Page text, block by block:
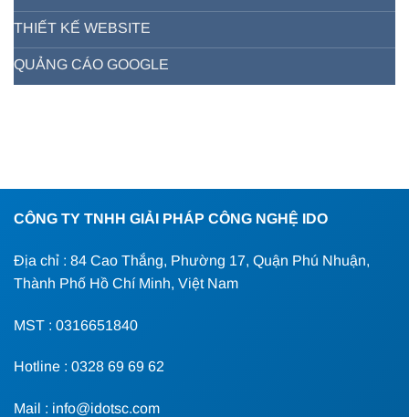
THIẾT KẾ WEBSITE
QUẢNG CÁO GOOGLE
CÔNG TY TNHH GIẢI PHÁP CÔNG NGHỆ IDO
Địa chỉ : 84 Cao Thắng, Phường 17, Quận Phú Nhuận,
Thành Phố Hồ Chí Minh, Việt Nam
MST : 0316651840
Hotline : 0328 69 69 62
Mail : info@idotsc.com